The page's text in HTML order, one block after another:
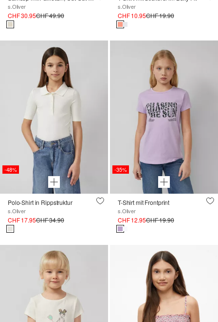
s.Oliver
CHF 30.95CHF 49.90
s.Oliver
CHF 10.95CHF 19.90
-48%
Polo-Shirt in Rippstruktur
s.Oliver
CHF 17.95CHF 34.90
-35%
T-Shirt mit Frontprint
s.Oliver
CHF 12.95CHF 19.90